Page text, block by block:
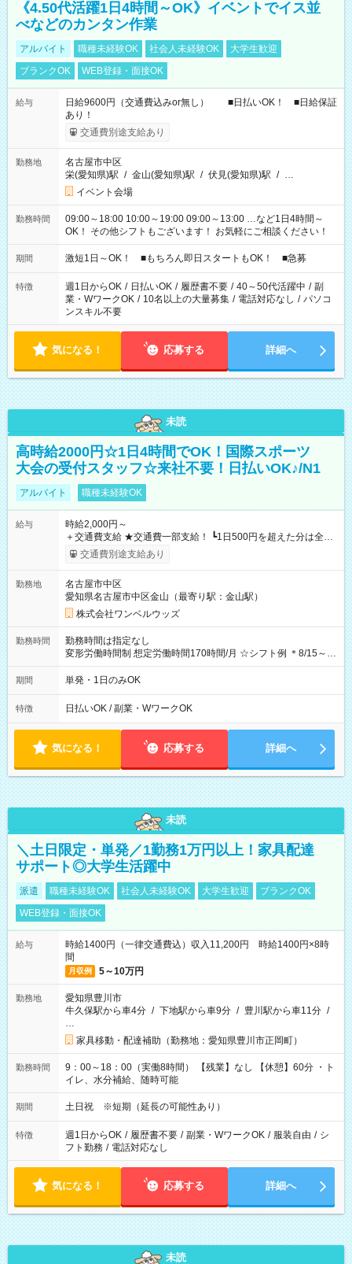
《4.50代活躍1日4時間～OK》イベントでイス並
べなどのカンタン作業
アルバイト 職種未経験OK 社会人未経験OK
大学生歓迎
ブランクOK
WEB登録・面接OK
給与
日給9600円（交通費込みor無し） ■日払いOK！ ■日給保証
あり！
交通費別途支給あり
勤務地
名古屋市中区
栄(愛知県)駅 / 金山(愛知県)駅 / 伏見(愛知県)駅 / …
イベント会場
勤務時間
09:00～18:00 10:00～19:00 09:00～13:00 …など1日4時間～
OK！ その他シフトもございます！ お気軽にご相談ください！
期間 激短1日～OK！ ■もちろん即日スタートもOK！ ■急募
特徴 週1日からOK / 日払いOK / 履歴書不要 / 40～50代活躍中 / 副
業・WワークOK / 10名以上の大量募集 / 電話対応なし / パソコ
ンスキル不要
気になる！ 応募する 詳細へ
未読
高時給2000円☆1日4時間でOK！国際スポーツ
大会の受付スタッフ☆来社不要！日払いOK♪/N1
アルバイト 職種未経験OK
給与
時給2,000円～
＋交通費支給 ★交通費一部支給！ ┗1日500円を超えた分は全額
支給！ ※往復500円以内の方は自己負担となります ★日払い
OK！（規定あり） ┗働いたその日に現金GET♪ お仕事後はコン
期間なし
交通費別途支給あり
勤務地
名古屋市中区
愛知県名古屋市中区金山（最寄り駅：金山駅）
株式会社ワンベルウッズ
勤務時間
勤務時間は指定なし
変形労働時間制 想定労働時間170時間/月 ☆シフト例 ＊8/15～
10/26 全日共通 08：00～12：00 17：00～21：00 ＊8/31
～9/19のみ下記シフトもあります！ 12：00～16：00 ＊9/6～
00
期間 単発・1日のみOK
特徴 日払いOK / 副業・WワークOK
気になる！ 応募する 詳細へ
未読
＼土日限定・単発／1勤務1万円以上！家具配達
サポート◎大学生活躍中
派遣 職種未経験OK 社会人未経験OK 大学生歓迎
ブランクOK
WEB登録・面接OK
給与
時給1400円（一律交通費込）収入11,200円 時給1400円×8時
間
月収例 5～10万円
勤務地
愛知県豊川市
牛久保駅から車4分 / 下地駅から車9分 / 豊川駅から車11分 /
…
家具移動・配達補助（勤務地：愛知県豊川市正岡町）
勤務時間
9：00～18：00（実働8時間） 【残業】なし 【休憩】60分 ・ト
イレ、水分補給、随時可能
期間 土日祝 ※短期（延長の可能性あり）
特徴 週1日からOK / 履歴書不要 / 副業・WワークOK / 服装自由 / シ
フト勤務 / 電話対応なし
気になる！ 応募する 詳細へ
未読